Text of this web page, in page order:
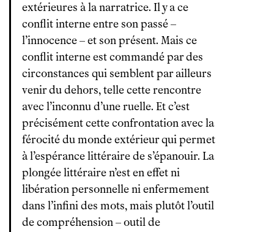
extérieures à la narratrice. Il y a ce
conflit interne entre son passé –
l’innocence – et son présent. Mais ce
conflit interne est commandé par des
circonstances qui semblent par ailleurs
venir du dehors, telle cette rencontre
avec l’inconnu d’une ruelle. Et c’est
précisément cette confrontation avec la
férocité du monde extérieur qui permet
à l’espérance littéraire de s’épanouir. La
plongée littéraire n’est en effet ni
libération personnelle ni enfermement
dans l’infini des mots, mais plutôt l’outil
de compréhension – outil de